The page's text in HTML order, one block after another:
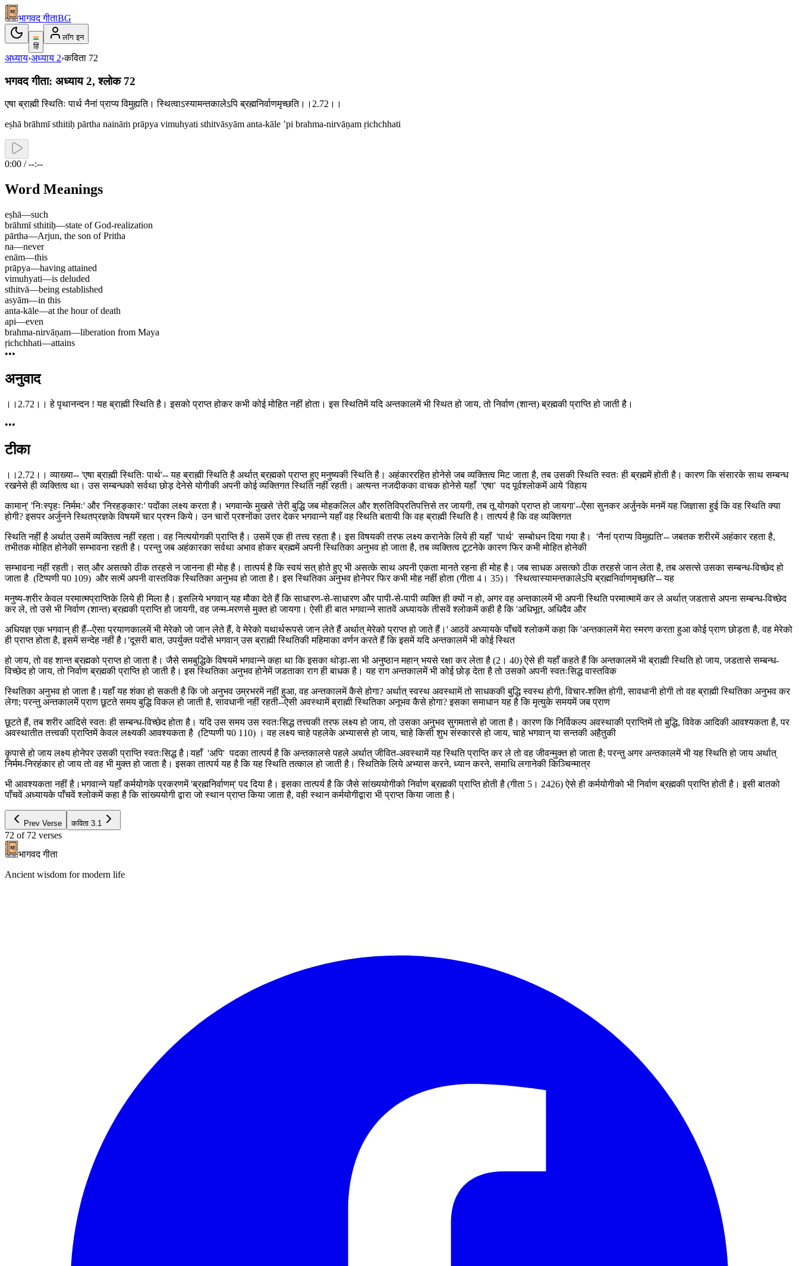
भागवद गीताBG
हिं
लॉग इन
अध्याय›अध्याय 2›कविता 72
भगवद गीता: अध्याय 2, श्लोक 72
एषा ब्राह्मी स्थितिः पार्थ नैनां प्राप्य विमुह्यति। स्थित्वाऽस्यामन्तकालेऽपि ब्रह्मनिर्वाणमृच्छति।।2.72।।
eṣhā brāhmī sthitiḥ pārtha naināṁ prāpya vimuhyati sthitvāsyām anta-kāle ’pi brahma-nirvāṇam ṛichchhati
0:00 / --:--
Word Meanings
eṣhā—such
brāhmī sthitiḥ—state of God-realization
pārtha—Arjun, the son of Pritha
na—never
enām—this
prāpya—having attained
vimuhyati—is deluded
sthitvā—being established
asyām—in this
anta-kāle—at the hour of death
api—even
brahma-nirvāṇam—liberation from Maya
ṛichchhati—attains
•••
अनुवाद
।।2.72।। हे पृथानन्दन ! यह ब्राह्मी स्थिति है। इसको प्राप्त होकर कभी कोई मोहित नहीं होता। इस स्थितिमें यदि अन्तकालमें भी स्थित हो जाय, तो निर्वाण (शान्त) ब्रह्मकी प्राप्ति हो जाती है।
•••
टीका
।।2.72।। व्याख्या-- 'एषा ब्राह्मी स्थितिः पार्थ'-- यह ब्राह्मी स्थिति है अर्थात् ब्रह्मको प्राप्त हुए मनुष्यकी स्थिति है। अहंकाररहित होनेसे जब व्यक्तित्व मिट जाता है, तब उसकी स्थिति स्वतः ही ब्रह्ममें होती है। कारण कि संसारके साथ सम्बन्ध
रखनेसे ही व्यक्तित्व था। उस सम्बन्धको सर्वथा छोड़ देनेसे योगीकी अपनी कोई व्यक्तिगत स्थिति नहीं रहती। अत्यन्त नजदीकका वाचक होनेसे यहाँ 'एषा' पद पूर्वश्लोकमें आये 'विहाय
कामान्' 'निःस्पृहः निर्ममः' और 'निरहङ्कारः' पदोंका लक्ष्य करता है। भगवान्के मुखसे 'तेरी बुद्धि जब मोहकलिल और श्रुतिविप्रतिपत्तिसे तर जायगी, तब तू योगको प्राप्त हो जायगा'--ऐसा सुनकर अर्जुनके मनमें यह जिज्ञासा हुई कि वह स्थिति क्या
होगी? इसपर अर्जुनने स्थितप्रज्ञके विषयमें चार प्रश्न किये। उन चारों प्रश्नोंका उत्तर देकर भगवान्ने यहाँ वह स्थिति बतायी कि वह ब्राह्मी स्थिति है। तात्पर्य है कि वह व्यक्तिगत
स्थिति नहीं है अर्थात् उसमें व्यक्तित्व नहीं रहता। वह नित्ययोगकी प्राप्ति है। उसमें एक ही तत्त्व रहता है। इस विषयकी तरफ लक्ष्य करानेके लिये ही यहाँ 'पार्थ' सम्बोधन दिया गया है। 'नैनां प्राप्य विमुह्यति'-- जबतक शरीरमें अहंकार रहता है,
तभीतक मोहित होनेकी सम्भावना रहती है। परन्तु जब अहंकारका सर्वथा अभाव होकर ब्रह्ममें अपनी स्थितिका अनुभव हो जाता है, तब व्यक्तित्व टूटनेके कारण फिर कभी मोहित होनेकी
सम्भावना नहीं रहती। सत् और असत्को ठीक तरहसे न जानना ही मोह है। तात्पर्य है कि स्वयं सत् होते हुए भी असत्के साथ अपनी एकता मानते रहना ही मोह है। जब साधक असत्को ठीक तरहसे जान लेता है, तब असत्से उसका सम्बन्ध-विच्छेद हो
जाता है (टिप्पणी प0 109) और सत्में अपनी वास्तविक स्थितिका अनुभव हो जाता है। इस स्थितिका अनुभव होनेपर फिर कभी मोह नहीं होता (गीता 4। 35)। 'स्थित्वास्यामन्तकालेऽपि ब्रह्मनिर्वाणमृच्छति'-- यह
मनुष्य-शरीर केवल परमात्मप्राप्तिके लिये ही मिला है। इसलिये भगवान् यह मौका देते हैं कि साधारण-से-साधारण और पापी-से-पापी व्यक्ति ही क्यों न हो, अगर वह अन्तकालमें भी अपनी स्थिति परमात्मामें कर ले अर्थात् जडतासे अपना सम्बन्ध-विच्छेद
कर ले, तो उसे भी निर्वाण (शान्त) ब्रह्मकी प्राप्ति हो जायगी, वह जन्म-मरणसे मुक्त हो जायगा। ऐसी ही बात भगवान्ने सातवें अध्यायके तीसवें श्लोकमें कही है कि 'अधिभूत, अधिदैव और
अधियज्ञ एक भगवान् ही हैं--ऐसा प्रयाणकालमें भी मेरेको जो जान लेते हैं, वे मेरेको यथार्थरूपसे जान लेते हैं अर्थात् मेरेको प्राप्त हो जाते हैं।' आठवें अध्यायके पाँचवें श्लोकमें कहा कि 'अन्तकालमें मेरा स्मरण करता हुआ कोई प्राण छोड़ता है, वह मेरेको
ही प्राप्त होता है, इसमें सन्देह नहीं है।'दूसरी बात, उपर्युक्त पदोंसे भगवान् उस ब्राह्मी स्थितिकी महिमाका वर्णन करते हैं कि इसमें यदि अन्तकालमें भी कोई स्थित
हो जाय, तो वह शान्त ब्रह्मको प्राप्त हो जाता है। जैसे समबुद्धिके विषयमें भगवान्ने कहा था कि इसका थोड़ा-सा भी अनुष्ठान महान् भयसे रक्षा कर लेता है (2। 40) ऐसे ही यहाँ कहते हैं कि अन्तकालमें भी ब्राह्मी स्थिति हो जाय, जडतासे सम्बन्ध-
विच्छेद हो जाय, तो निर्वाण ब्रह्मकी प्राप्ति हो जाती है। इस स्थितिका अनुभव होनेमें जडताका राग ही बाधक है। यह राग अन्तकालमें भी कोई छोड़ देता है तो उसको अपनी स्वतःसिद्ध वास्तविक
स्थितिका अनुभव हो जाता है।यहाँ यह शंका हो सकती है कि जो अनुभव उम्रभरमें नहीं हुआ, वह अन्तकालमें कैसे होगा? अर्थात् स्वस्थ अवस्थामें तो साधककी बुद्धि स्वस्थ होगी, विचार-शक्ति होगी, सावधानी होगी तो वह ब्राह्मी स्थितिका अनुभव कर
लेगा; परन्तु अन्तकालमें प्राण छूटते समय बुद्धि विकल हो जाती है, सावधानी नहीं रहती--ऐसी अवस्थामें ब्राह्मी स्थितिका अनूभव कैसे होगा? इसका समाधान यह है कि मृत्युके समयमें जब प्राण
छूटते हैं, तब शरीर आदिसे स्वतः ही सम्बन्ध-विच्छेद होता है। यदि उस समय उस स्वतःसिद्ध तत्त्वकी तरफ लक्ष्य हो जाय, तो उसका अनुभव सुगमतासे हो जाता है। कारण कि निर्विकल्प अवस्थाकी प्राप्तिमें तो बुद्धि, विवेक आदिकी आवश्यकता है, पर
अवस्थातीत तत्त्वकी प्राप्तिमें केवल लक्ष्यकी आवश्यकता है (टिप्पणी प0 110) । वह लक्ष्य चाहे पहलेके अभ्याससे हो जाय, चाहे किसी शुभ संस्कारसे हो जाय, चाहे भगवान् या सन्तकी अहैतुकी
कृपासे हो जाय लक्ष्य होनेपर उसकी प्राप्ति स्वतःसिद्ध है।यहाँ 'अपि' पदका तात्पर्य है कि अन्तकालसे पहले अर्थात् जीवित-अवस्थामें यह स्थिति प्राप्ति कर ले तो वह जीवन्मुक्त हो जाता है; परन्तु अगर अन्तकालमें भी यह स्थिति हो जाय अर्थात्
निर्मम-निरहंकार हो जाय तो वह भी मुक्त हो जाता है। इसका तात्पर्य यह है कि यह स्थिति तत्काल हो जाती है। स्थितिके लिये अभ्यास करने, ध्यान करने, समाधि लगानेकी किञ्चिन्मात्र
भी आवश्यकता नहीं है।भगवान्ने यहाँ कर्मयोगके प्रकरणमें 'ब्रह्मनिर्वाणम्' पद दिया है। इसका तात्पर्य है कि जैसे सांख्ययोगीको निर्वाण ब्रह्मकी प्राप्ति होती है (गीता 5। 2426) ऐसे ही कर्मयोगीको भी निर्वाण ब्रह्मकी प्राप्ति होती है। इसी बातको
पाँचवें अध्यायके पाँचवें श्लोकमें कहा है कि सांख्ययोगी द्वारा जो स्थान प्राप्त किया जाता है, वही स्थान कर्मयोगीद्वारा भी प्राप्त किया जाता है।
Prev Verse कविता 3.1
72 of 72 verses
भागवद गीता
Ancient wisdom for modern life